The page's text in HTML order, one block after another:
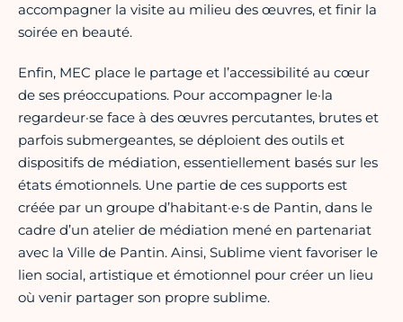
accompagner la visite au milieu des œuvres, et finir la
soirée en beauté.
Enfin, MEC place le partage et l’accessibilité au cœur
de ses préoccupations. Pour accompagner le·la
regardeur·se face à des œuvres percutantes, brutes et
parfois submergeantes, se déploient des outils et
dispositifs de médiation, essentiellement basés sur les
états émotionnels. Une partie de ces supports est
créée par un groupe d’habitant·e·s de Pantin, dans le
cadre d’un atelier de médiation mené en partenariat
avec la Ville de Pantin. Ainsi, Sublime vient favoriser le
lien social, artistique et émotionnel pour créer un lieu
où venir partager son propre sublime.